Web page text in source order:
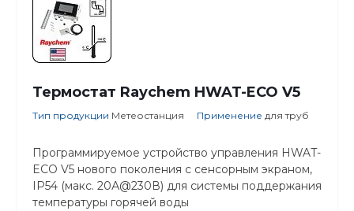
Термостат Raychem HWAT-ECO V5
Тип продукции Метеостанция Применение для труб
Программируемое устройство управления HWAT-
ECO V5 нового поколения с сенсорным экраном,
IP54 (макс. 20А@230В) для системы поддержания
температуры горячей воды